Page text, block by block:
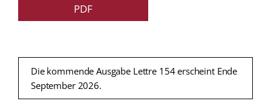
PDF
Die kommende Ausgabe Lettre 154 erscheint Ende
September 2026.